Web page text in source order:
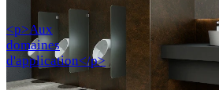
<p>Aux
domaines
d'application</p>